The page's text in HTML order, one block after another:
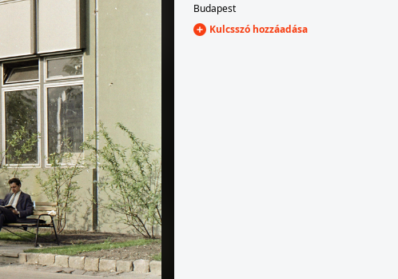
1972 · Budapest I.
Széchenyi Lánchíd, felújítási munkálatok. Balra a háttérben a Budavári Palota (korábban Királyi Palota).
Budapest
Kulcsszó hozzáadása